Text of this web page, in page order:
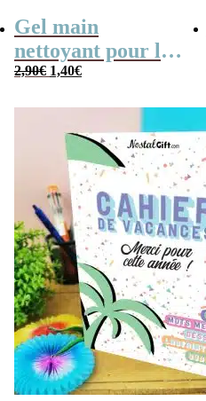
Gel main
nettoyant pour les
mains – Idée
2,90€ Le
prix
2,90€.
1,40€Le
prix
1,40€.